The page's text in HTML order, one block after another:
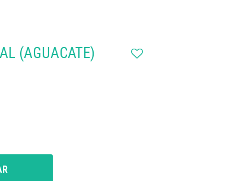
(AGUACATE)